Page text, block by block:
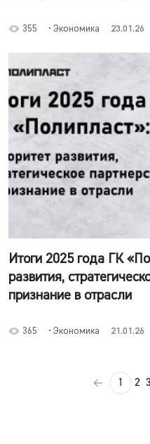
355 • Экономика 23.01.26
Итоги 2025 года ГК
развития,
признание в отрасли
365 • Экономика 21.01.26
1 2 3